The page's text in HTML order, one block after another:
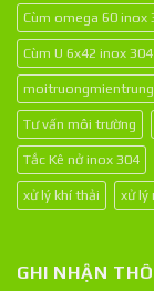
Cùm omega 60 inox
Cùm U 6x42 inox 304
Tư vấn môi trường
Tắc Kê nở inox 304
xử lý khí thải xử lý
GHI NHẬN